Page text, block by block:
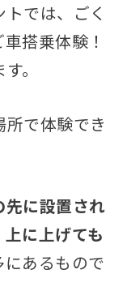
では、ごく
搭乗体験！
。
で体験でき
先に設置され
に上げても
あるもので